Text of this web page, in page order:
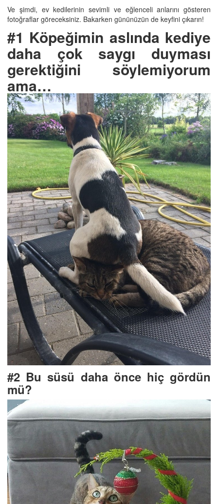
Ve şimdi, ev kedilerinin sevimli ve eğlenceli anlarını gösteren
fotoğraflar göreceksiniz. Bakarken gününüzün de keyfini çıkarın!
#1 Köpeğimin aslında kediye
daha çok saygı duyması
gerektiğini söylemiyorum
ama…
#2 Bu süsü daha önce hiç gördün
mü?